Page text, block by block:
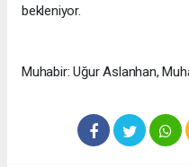
bekleniyor.
Muhabir: Uğur Aslanhan,